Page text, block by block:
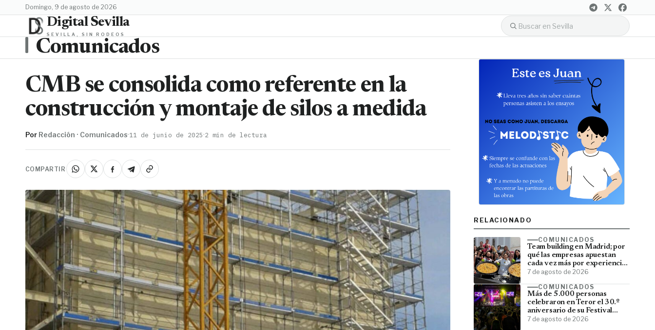
domingo, 9 de agosto de 2026
Digital Sevilla
SEVILLA, SIN RODEOS
Comunicados
CMB se consolida como referente en la
construcción y montaje de silos a medida
Por Redacción · Comunicados·11 de junio de 2025·2 min de lectura
COMPARTIR
RELACIONADO
COMUNICADOS
Team building en Madrid; por
qué las empresas apuestan
cada vez más por experiencias
que fortalecen sus equipos
7 de agosto de 2026
COMUNICADOS
Más de 5.000 personas
celebraron en Teror el 30.º
aniversario de su Festival
Latino
7 de agosto de 2026